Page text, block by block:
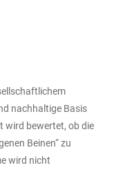
nachhaltige Basis
wird bewertet, ob die
Beinen“ zu
wird nicht